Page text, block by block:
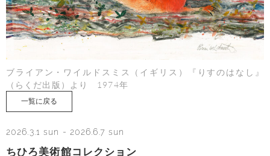
ブライアン・ワイルドスミス（イギリス）『りすのはなし』
（らくだ出版）より 1974年
一覧に戻る
2026.3.1 sun - 2026.6.7 sun
ちひろ美術館コレクション